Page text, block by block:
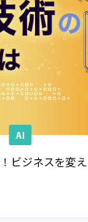
AI
ビジネスを変